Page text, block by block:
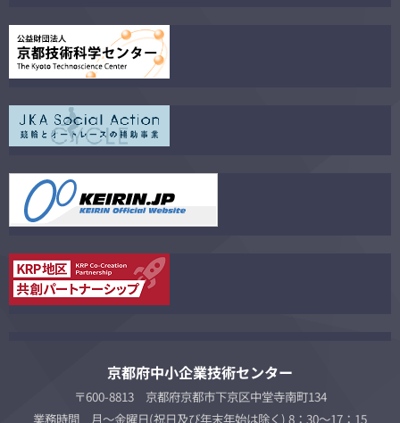
京都府中小企業技術センター
〒600-8813 京都府京都市下京区中堂寺南町134
業務時間 月～金曜日(祝日及び年末年始は除く) 8：30～17：15